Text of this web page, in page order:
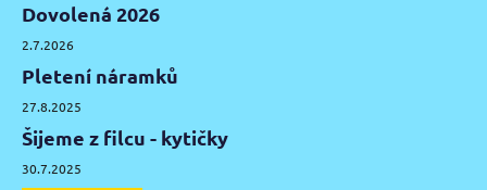
Dovolená 2026
2.7.2026
Pletení náramků
27.8.2025
Šijeme z filcu - kytičky
30.7.2025